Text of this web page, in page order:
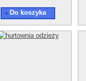
Do koszyka